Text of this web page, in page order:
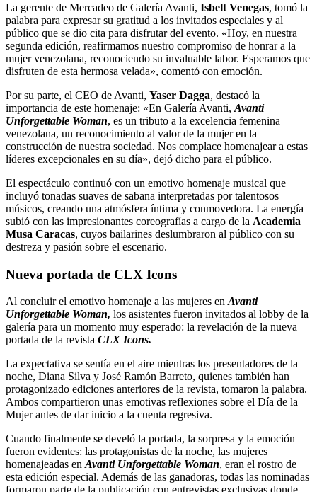
La gerente de Mercadeo de Galería Avanti, Isbelt Venegas, tomó la
palabra para expresar su gratitud a los invitados especiales y al
público que se dio cita para disfrutar del evento. «Hoy, en nuestra
segunda edición, reafirmamos nuestro compromiso de honrar a la
mujer venezolana, reconociendo su invaluable labor. Esperamos que
disfruten de esta hermosa velada», comentó con emoción.
Por su parte, el CEO de Avanti, Yaser Dagga, destacó la
importancia de este homenaje: «En Galería Avanti, Avanti
Unforgettable Woman, es un tributo a la excelencia femenina
venezolana, un reconocimiento al valor de la mujer en la
construcción de nuestra sociedad. Nos complace homenajear a estas
líderes excepcionales en su día», dejó dicho para el público.
El espectáculo continuó con un emotivo homenaje musical que
incluyó tonadas suaves de sabana interpretadas por talentosos
músicos, creando una atmósfera íntima y conmovedora. La energía
subió con las impresionantes coreografías a cargo de la Academia
Musa Caracas, cuyos bailarines deslumbraron al público con su
destreza y pasión sobre el escenario.
Nueva portada de CLX Icons
Al concluir el emotivo homenaje a las mujeres en Avanti
Unforgettable Woman, los asistentes fueron invitados al lobby de la
galería para un momento muy esperado: la revelación de la nueva
portada de la revista CLX Icons.
La expectativa se sentía en el aire mientras los presentadores de la
noche, Diana Silva y José Ramón Barreto, quienes también han
protagonizado ediciones anteriores de la revista, tomaron la palabra.
Ambos compartieron unas emotivas reflexiones sobre el Día de la
Mujer antes de dar inicio a la cuenta regresiva.
Cuando finalmente se develó la portada, la sorpresa y la emoción
fueron evidentes: las protagonistas de la noche, las mujeres
homenajeadas en Avanti Unforgettable Woman, eran el rostro de
esta edición especial. Además de las ganadoras, todas las nominadas